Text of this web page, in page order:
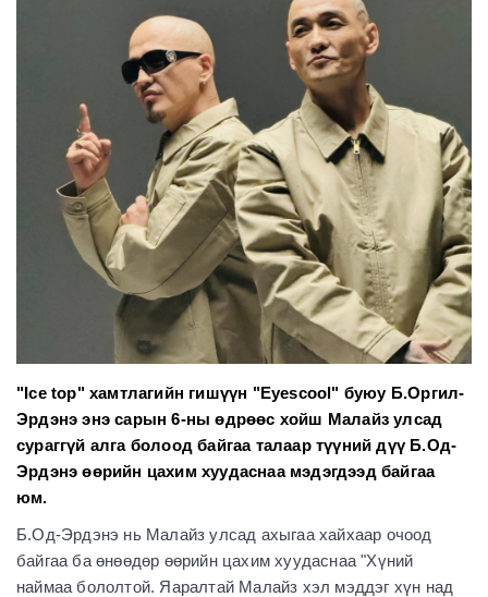
"Ice top" хамтлагийн гишүүн "Eyescool" буюу Б.Оргил-
Эрдэнэ энэ сарын 6-ны өдрөөс хойш Малайз улсад
сураггүй алга болоод байгаа талаар түүний дүү Б.Од-
Эрдэнэ өөрийн цахим хуудаснаа мэдэгдээд байгаа
юм.
Б.Од-Эрдэнэ нь Малайз улсад ахыгаа хайхаар очоод
байгаа ба өнөөдөр өөрийн цахим хуудаснаа "Хүний
наймаа бололтой. Яаралтай Малайз хэл мэддэг хүн над